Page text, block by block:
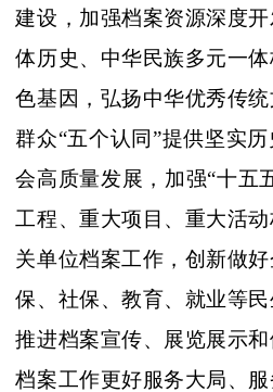
建设，加强档案资源深度
体历史、中华民族多元一
色基因，弘扬中华优秀传
群众“五个认同”提供坚实
会高质量发展，加强“十五
工程、重大项目、重大活
关单位档案工作，创新做
保、社保、教育、就业等
推进档案宣传、展览展示
档案工作更好服务大局、